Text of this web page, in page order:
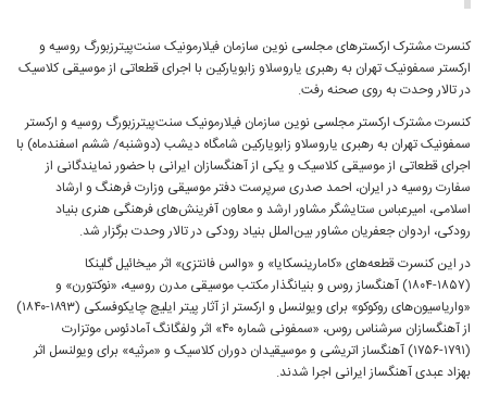
کنسرت مشترک ارکسترهای مجلسی نوین سازمان فیلارمونیک سنت‌پیترزبورگ روسیه و
ارکستر سمفونیک تهران به رهبری یاروسلاو زابویارکین با اجرای قطعاتی از موسیقی کلاسیک
در تالار وحدت به روی صحنه رفت.
کنسرت مشترک ارکستر مجلسی نوین سازمان فیلارمونیک سنت‌پیترزبورگ روسیه و ارکستر
سمفونیک تهران به رهبری یاروسلاو زابویارکین شامگاه دیشب (دوشنبه/ ششم اسفندماه) با
اجرای قطعاتی از موسیقی کلاسیک و یکی از آهنگسازان ایرانی با حضور نمایندگانی از
سفارت روسیه در ایران، احمد صدری سرپرست دفتر موسیقی وزارت فرهنگ و ارشاد
اسلامی، امیرعباس ستایشگر مشاور ارشد و معاون آفرینش‌های فرهنگی هنری بنیاد
رودکی، اردوان جعفریان مشاور بین‌الملل بنیاد رودکی در تالار وحدت برگزار شد.
در این کنسرت قطعه‌های «کامارینسکایا» و «والس فانتزی» اثر میخائیل گلینکا
(۱۸۵۷-۱۸۰۴) آهنگساز روس و بنیانگذار مکتب موسیقی مدرن روسیه، «نوکتورن» و
«واریاسیون‌های روکوکو» برای ویولنسل و ارکستر از آثار پیتر ایلیچ چایکوفسکی (۱۸۹۳-۱۸۴۰)
از آهنگسازان سرشناس روس، «سمفونی شماره ۴۰» اثر ولفگانگ آمادئوس موتزارت
(۱۷۹۱-۱۷۵۶) آهنگساز اتریشی و موسیقیدان دوران کلاسیک و «مرثیه» برای ویولنسل اثر
بهزاد عبدی آهنگساز ایرانی اجرا شدند.